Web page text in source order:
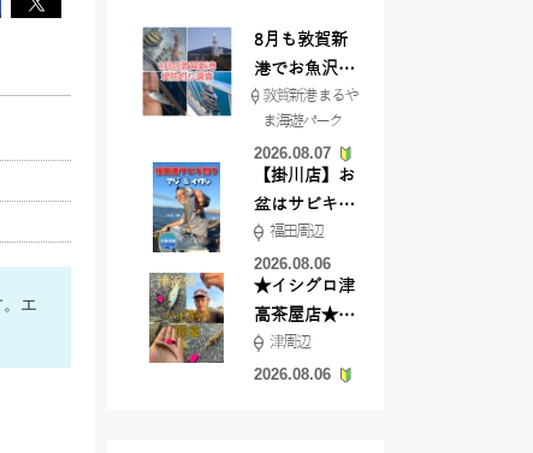
エ
8月も敦賀新
港でお魚沢山
♪ イシグロ彦
根店
敦賀新港 まるや
ま海遊パーク
2026.08.07
【掛川店】お
盆はサビキ釣
りいきません
か?
福田周辺
2026.08.06
★イシグロ津
高茶屋店★津
近郊ハゼ釣れ
てます！
津周辺
2026.08.06